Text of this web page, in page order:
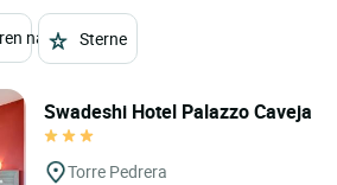
nach Sterne
Swadeshi Hotel Palazzo Caveja
Torre Pedrera